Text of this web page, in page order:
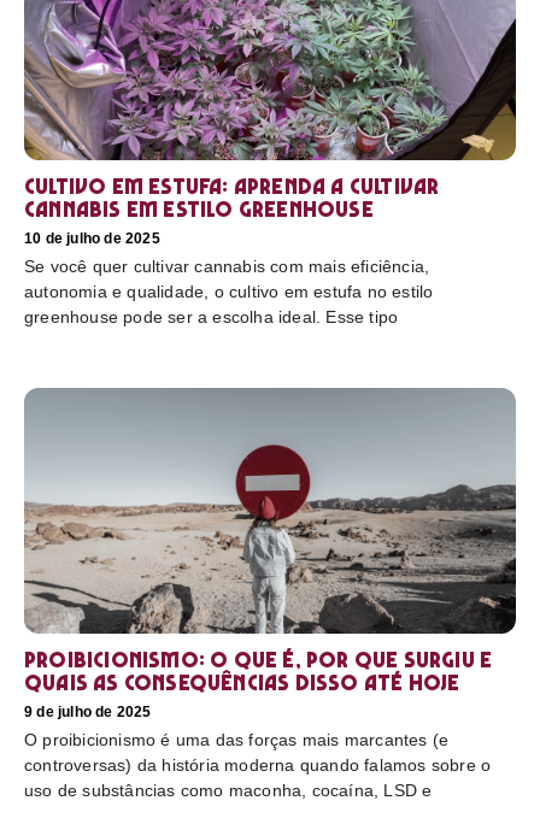
Cultivo em estufa: aprenda a cultivar
cannabis em estilo greenhouse
10 de julho de 2025
Se você quer cultivar cannabis com mais eficiência,
autonomia e qualidade, o cultivo em estufa no estilo
greenhouse pode ser a escolha ideal. Esse tipo
Proibicionismo: o que é, por que surgiu e
quais as consequências disso até hoje
9 de julho de 2025
O proibicionismo é uma das forças mais marcantes (e
controversas) da história moderna quando falamos sobre o
uso de substâncias como maconha, cocaína, LSD e